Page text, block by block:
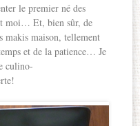
le premier né des
moi… Et, bien sûr, de
makis maison, tellement
et de la patience… Je
culino-